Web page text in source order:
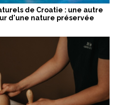
de Croatie : une autre
d'une nature préservée